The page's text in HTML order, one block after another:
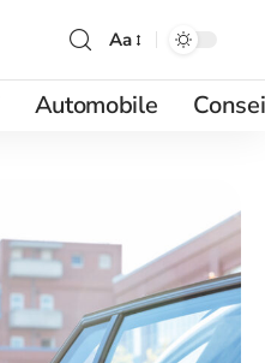
Aa
Automobile